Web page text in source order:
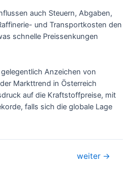
auch Steuern, Abgaben,
und Transportkosten den
schnelle Preissenkungen
Anzeichen von
Markttrend in Österreich
auf die Kraftstoffpreise, mit
falls sich die globale Lage
weiter →